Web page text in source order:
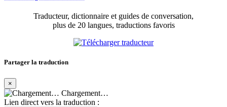
Traducteur, dictionnaire et guides de conversation,
plus de 20 langues, traductions favoris
Partager la traduction
×
Chargement…
Lien direct vers la traduction :